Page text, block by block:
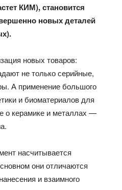
КИМ), становится
новых деталей
новых товаров:
не только серийные,
А применение большого
и биоматериалов для
о керамике и металлах —
насчитывается
они отличаются
и взаимного